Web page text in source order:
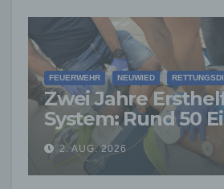
FEUERWEHR NEUWIED
Zwei Jahre
System: Rund 50
der VG Asbach
2. AUG. 2026